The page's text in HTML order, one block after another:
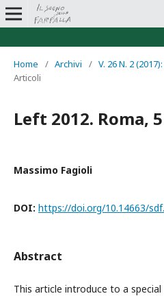
Home / Archivi / V. 26 N. 2
Articoli
Left 2012. Roma,
Massimo Fagioli
DOI: https://doi.org/10.14663/
Abstract
This article introduce to a